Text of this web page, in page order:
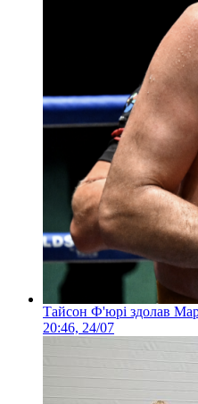
Тайсон Ф'юрі здолав
20:46, 24/07